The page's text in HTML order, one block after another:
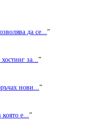
да се...”
за... ”
нови... ”
е... ”